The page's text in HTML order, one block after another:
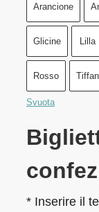
Arancione
Glicine Lilla
Rosso
Svuota
* Inserire il